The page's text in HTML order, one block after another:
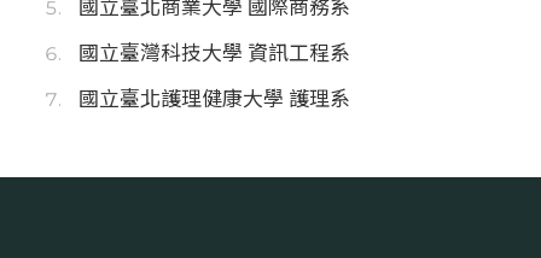
國立臺北商業大學 國際商務系
國立臺灣科技大學 資訊工程系
國立臺北護理健康大學 護理系